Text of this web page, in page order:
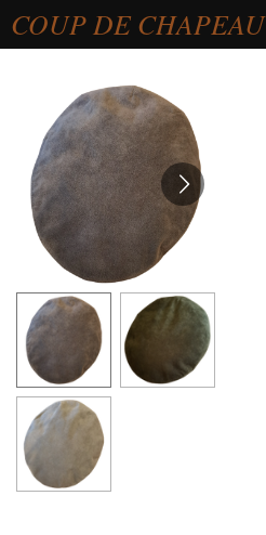
Passer
au
principal
COUP DE CHAPEAU